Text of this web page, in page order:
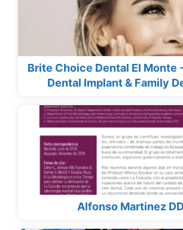
Brite Choice Dental El Monte
Dental Implant & Family
Alfonso Martinez